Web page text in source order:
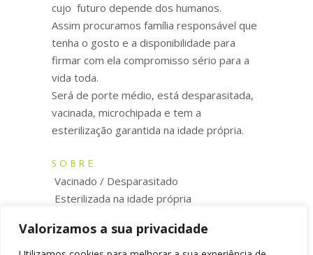
Valorizamos a sua privacidade
cujo futuro depende dos humanos.
Assim procuramos família responsável que
tenha o gosto e a disponibilidade para
firmar com ela compromisso sério para a
vida toda.
Será de porte médio, está desparasitada,
vacinada, microchipada e tem a
esterilização garantida na idade própria.
SOBRE
Vacinado / Desparasitado
Esterilizada na idade própria